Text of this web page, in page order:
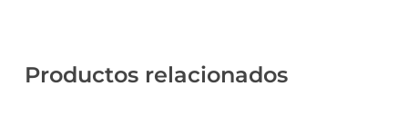
Productos relacionados